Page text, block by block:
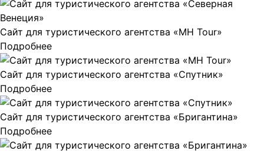
Сайт для туристического агентства «MH Tour»
Подробнее
Сайт для туристического агентства «Спутник»
Подробнее
Сайт для туристического агентства «Бригантина»
Подробнее